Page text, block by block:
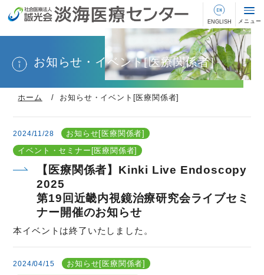
お知らせ・イベント[医療関係者]
ホーム お知らせ・イベント[医療関係者]
2024/11/28
お知らせ[医療関係者]
イベント・セミナー[医療関係者]
【医療関係者】Kinki Live Endoscopy
2025
第19回近畿内視鏡治療研究会ライブセミ
ナー開催のお知らせ
本イベントは終了いたしました。
2024/04/15
お知らせ[医療関係者]